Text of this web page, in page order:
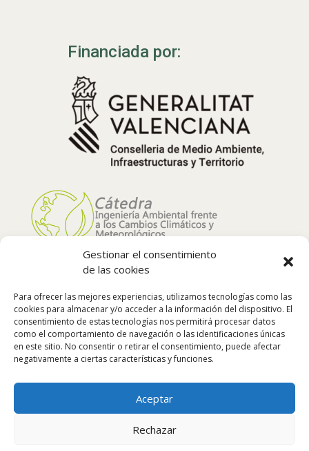
Gestionar el consentimiento
de las cookies
Para ofrecer las mejores experiencias, utilizamos tecnologías como las
cookies para almacenar y/o acceder a la información del dispositivo. El
consentimiento de estas tecnologías nos permitirá procesar datos
como el comportamiento de navegación o las identificaciones únicas
en este sitio. No consentir o retirar el consentimiento, puede afectar
negativamente a ciertas características y funciones.
Aceptar
Rechazar
Financiada por: